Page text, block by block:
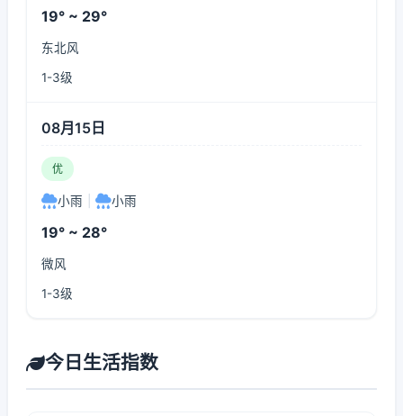
19° ~ 29°
东北风
1-3级
08月15日
优
小雨 小雨
19° ~ 28°
微风
1-3级
今日生活指数